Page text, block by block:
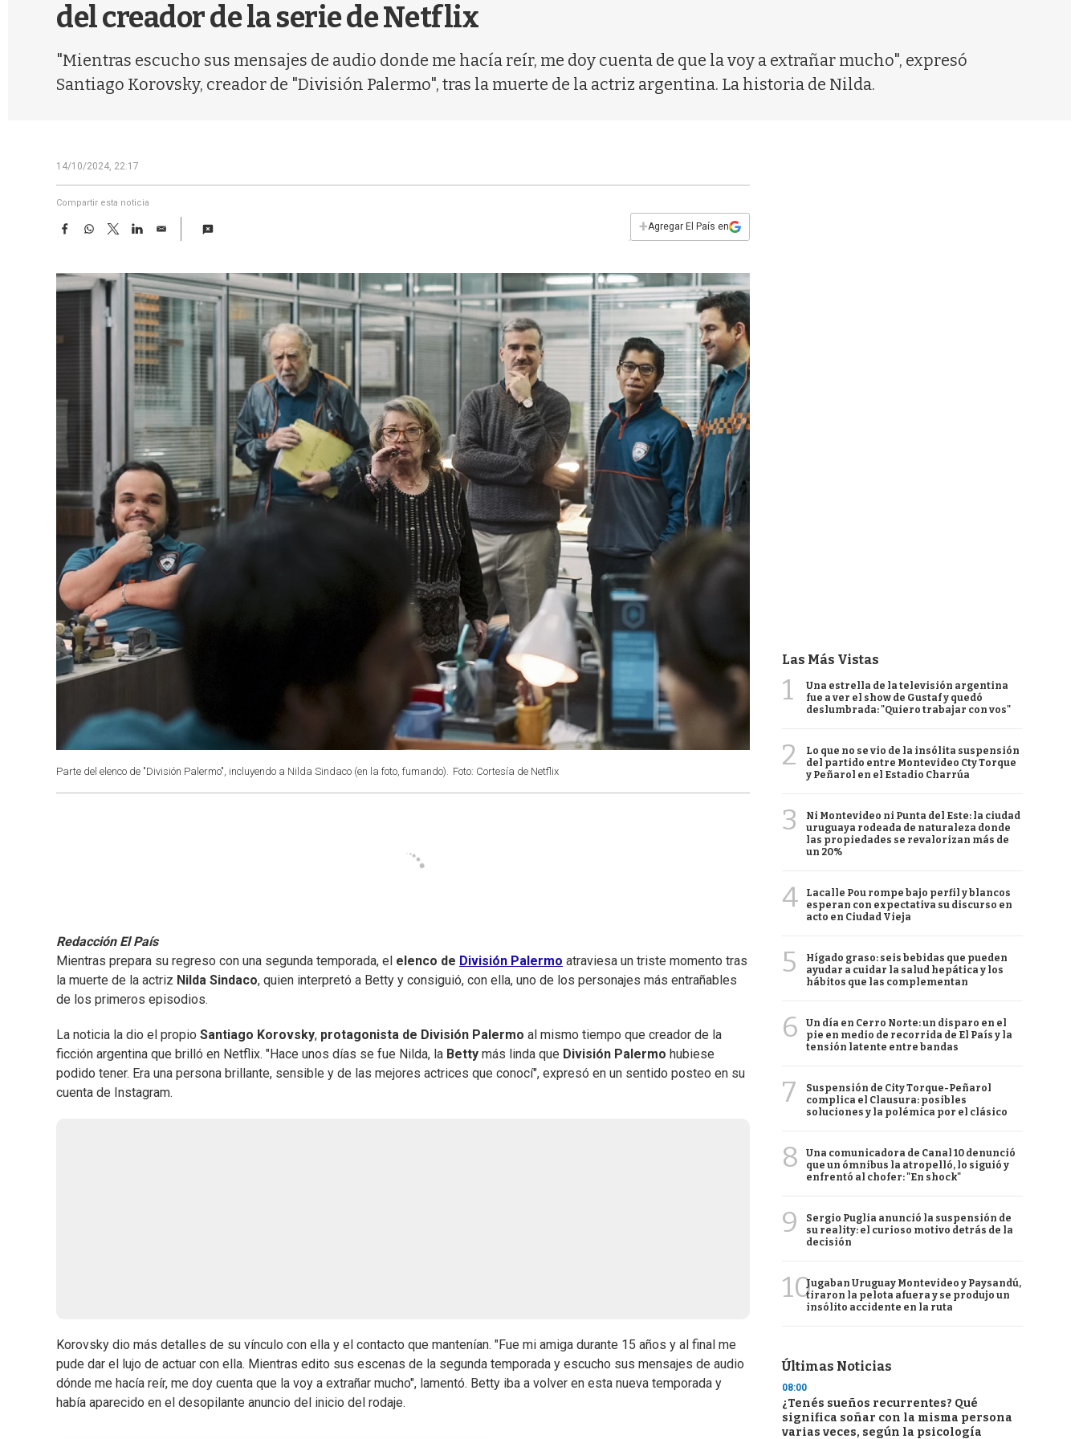
del creador de la serie de Netflix
"Mientras escucho sus mensajes de audio donde me hacía reír, me doy cuenta de que la voy a extrañar mucho", expresó
Santiago Korovsky, creador de "División Palermo", tras la muerte de la actriz argentina. La historia de Nilda.
14/10/2024, 22:17
Compartir esta noticia
F
e
b
W
t
s
T
w
t
t
L
k
e
d
I
n
E
i
l
+Agregar El País en
Parte del elenco de "División Palermo", incluyendo a Nilda Sindaco (en la foto, fumando). Foto: Cortesía de Netflix
Redacción El País
Mientras prepara su regreso con una segunda temporada, el elenco de División Palermo atraviesa un triste momento tras
la muerte de la actriz Nilda Sindaco, quien interpretó a Betty y consiguió, con ella, uno de los personajes más entrañables
de los primeros episodios.
La noticia la dio el propio Santiago Korovsky, protagonista de División Palermo al mismo tiempo que creador de la
ficción argentina que brilló en Netflix. "Hace unos días se fue Nilda, la Betty más linda que División Palermo hubiese
podido tener. Era una persona brillante, sensible y de las mejores actrices que conocí", expresó en un sentido posteo en su
cuenta de Instagram.
Korovsky dio más detalles de su vínculo con ella y el contacto que mantenían. "Fue mi amiga durante 15 años y al final me
pude dar el lujo de actuar con ella. Mientras edito sus escenas de la segunda temporada y escucho sus mensajes de audio
dónde me hacía reír, me doy cuenta que la voy a extrañar mucho", lamentó. Betty iba a volver en esta nueva temporada y
había aparecido en el desopilante anuncio del inicio del rodaje.
Las Más Vistas
1
Una estrella de la televisión argentina
fue a ver el show de Gustaf y quedó
deslumbrada: "Quiero trabajar con vos"
2
Lo que no se vio de la insólita suspensión
del partido entre Montevideo Cty Torque
y Peñarol en el Estadio Charrúa
3
Ni Montevideo ni Punta del Este: la ciudad
uruguaya rodeada de naturaleza donde
las propiedades se revalorizan más de
un 20%
4
Lacalle Pou rompe bajo perfil y blancos
esperan con expectativa su discurso en
acto en Ciudad Vieja
5
Hígado graso: seis bebidas que pueden
ayudar a cuidar la salud hepática y los
hábitos que las complementan
6
Un día en Cerro Norte: un disparo en el
pie en medio de recorrida de El País y la
tensión latente entre bandas
7
Suspensión de City Torque-Peñarol
complica el Clausura: posibles
soluciones y la polémica por el clásico
8
Una comunicadora de Canal 10 denunció
que un ómnibus la atropelló, lo siguió y
enfrentó al chofer: "En shock"
9
Sergio Puglia anunció la suspensión de
su reality: el curioso motivo detrás de la
decisión
10Jugaban Uruguay Montevideo y Paysandú,
tiraron la pelota afuera y se produjo un
insólito accidente en la ruta
Últimas Noticias
08:00
¿Tenés sueños recurrentes? Qué
significa soñar con la misma persona
varias veces, según la psicología